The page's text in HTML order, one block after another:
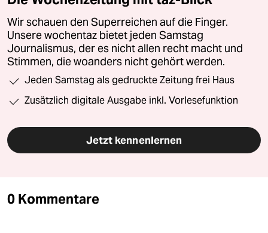
Wir schauen den Superreichen auf die Finger.
Unsere wochentaz bietet jeden Samstag
Journalismus, der es nicht allen recht macht und
Stimmen, die woanders nicht gehört werden.
Jeden Samstag als gedruckte Zeitung frei Haus
Zusätzlich digitale Ausgabe inkl. Vorlesefunktion
Jetzt kennenlernen
0 Kommentare